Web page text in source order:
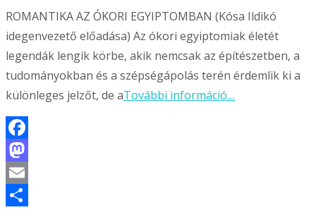
ROMANTIKA AZ ÓKORI EGYIPTOMBAN (Kósa Ildikó
idegenvezető előadása) Az ókori egyiptomiak életét
legendák lengik körbe, akik nemcsak az építészetben, a
tudományokban és a szépségápolás terén érdemlik ki a
különleges jelzőt, de aTovábbi információ…
Facebook
Mastodon
Email